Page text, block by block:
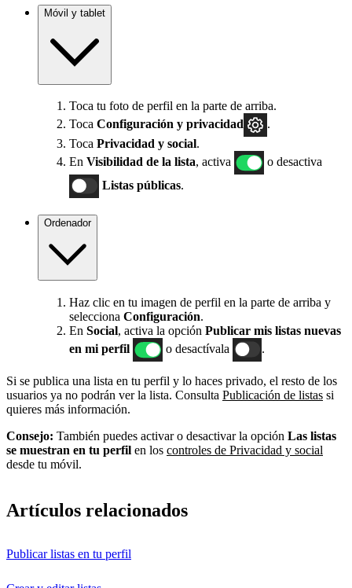
Móvil y tablet
Toca tu foto de perfil en la parte de arriba.
Toca Configuración y privacidad
.
Toca Privacidad y social.
En Visibilidad de la lista, activa
o desactiva
Listas públicas.
Ordenador
Haz clic en tu imagen de perfil en la parte de arriba y
selecciona Configuración.
En Social, activa la opción Publicar mis listas nuevas
en mi perfil
o desactívala
Si se publica una lista en tu perfil y lo haces privado, el resto de los
usuarios ya no podrán ver la lista. Consulta Publicación de listas si
quieres más información.
Consejo: También puedes activar o desactivar la opción Las listas
se muestran en tu perfil en los controles de Privacidad y social
desde tu móvil.
Artículos relacionados
Publicar listas en tu perfil